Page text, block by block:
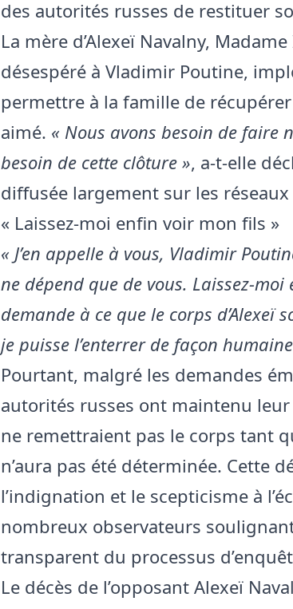
des autorités russes de restituer
La mère d’Alexeï Navalny,
désespéré à Vladimir Poutine,
permettre à la famille de
aimé. « Nous avons besoin de faire
besoin de cette clôture », a-t-elle
diffusée largement sur les réseaux
« Laissez-moi enfin voir mon fils »
« J’en appelle à vous, Vladimir
ne dépend que de vous. Laissez-
demande à ce que le corps
je puisse l’enterrer de façon
Pourtant, malgré les demandes
autorités russes ont maintenu
ne remettraient pas le corps tant
n’aura pas été déterminée. Cette
l’indignation et le scepticisme à
nombreux observateurs
transparent du processus
Le décès de l’opposant Alexeï